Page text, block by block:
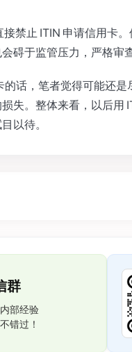
禁止 ITIN 申请信用卡
碍于监管压力，严格审
话，笔者觉得可能还
失。整体来看，以后用
以待。
群
部经验
错过！